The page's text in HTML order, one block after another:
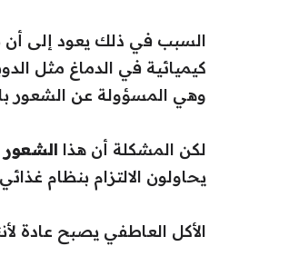
السبب في ذلك يعود إلى أن
كيميائية في الدماغ مثل
وهي المسؤولة عن الشعور
لكن المشكلة أن هذا الشعور
يحاولون الالتزام بنظام
الأكل العاطفي يصبح عادة